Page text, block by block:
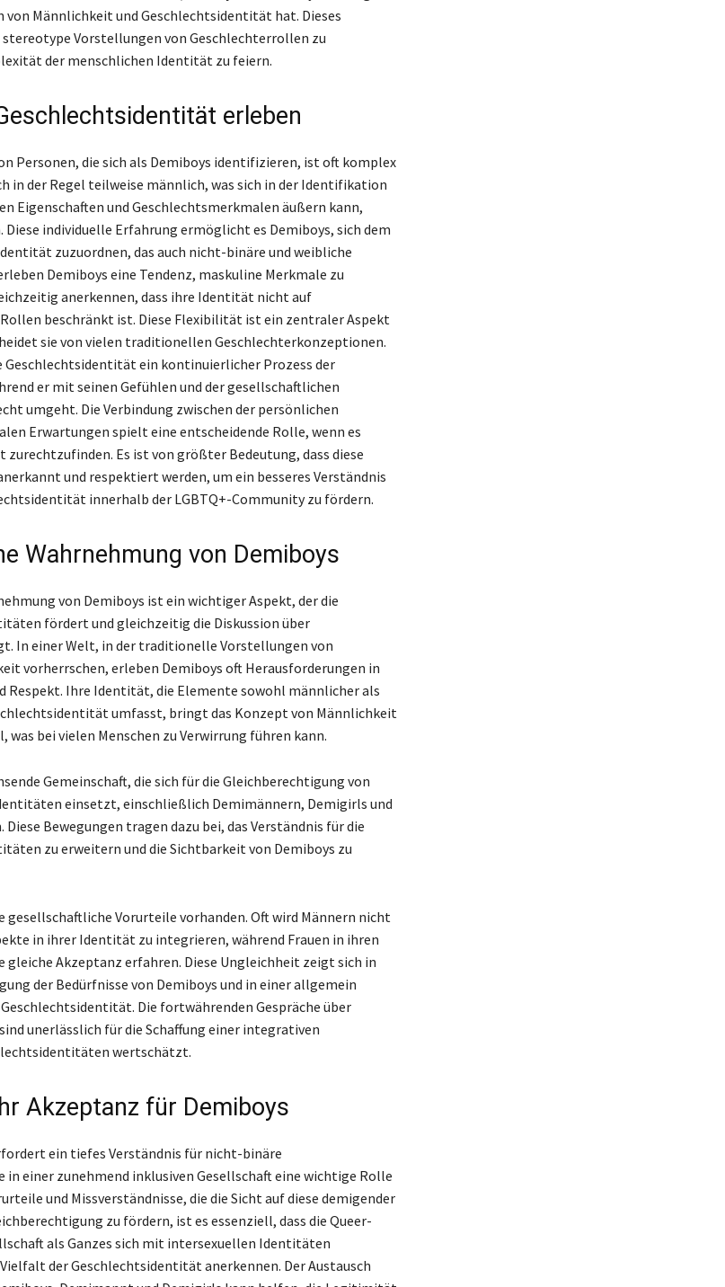
Männlichkeit und Geschlechtsidentität hat. Dieses
Vorstellungen von Geschlechterrollen zu
der menschlichen Identität zu feiern.
erleben
Personen, die sich als Demiboys identifizieren, ist oft komplex
in der Regel teilweise männlich, was sich in der Identifikation
Eigenschaften und Geschlechtsmerkmalen äußern kann,
individuelle Erfahrung ermöglicht es Demiboys, sich dem
zuzuordnen, das auch nicht-binäre und weibliche
Demiboys eine Tendenz, maskuline Merkmale zu
anerkennen, dass ihre Identität nicht auf
beschränkt ist. Diese Flexibilität ist ein zentraler Aspekt
sie von vielen traditionellen Geschlechterkonzeptionen.
Geschlechtsidentität ein kontinuierlicher Prozess der
er mit seinen Gefühlen und der gesellschaftlichen
umgeht. Die Verbindung zwischen der persönlichen
Erwartungen spielt eine entscheidende Rolle, wenn es
zurechtzufinden. Es ist von größter Bedeutung, dass diese
und respektiert werden, um ein besseres Verständnis
innerhalb der LGBTQ+-Community zu fördern.
Wahrnehmung von Demiboys
von Demiboys ist ein wichtiger Aspekt, der die
fördert und gleichzeitig die Diskussion über
In einer Welt, in der traditionelle Vorstellungen von
vorherrschen, erleben Demiboys oft Herausforderungen in
Respekt. Ihre Identität, die Elemente sowohl männlicher als
umfasst, bringt das Konzept von Männlichkeit
was bei vielen Menschen zu Verwirrung führen kann.
Gemeinschaft, die sich für die Gleichberechtigung von
einsetzt, einschließlich Demimännern, Demigirls und
Bewegungen tragen dazu bei, das Verständnis für die
zu erweitern und die Sichtbarkeit von Demiboys zu
gesellschaftliche Vorurteile vorhanden. Oft wird Männern nicht
in ihrer Identität zu integrieren, während Frauen in ihren
gleiche Akzeptanz erfahren. Diese Ungleichheit zeigt sich in
der Bedürfnisse von Demiboys und in einer allgemein
Die fortwährenden Gespräche über
unerlässlich für die Schaffung einer integrativen
wertschätzt.
Akzeptanz für Demiboys
ein tiefes Verständnis für nicht-binäre
einer zunehmend inklusiven Gesellschaft eine wichtige Rolle
und Missverständnisse, die die Sicht auf diese demigender
zu fördern, ist es essenziell, dass die Queer-
als Ganzes sich mit intersexuellen Identitäten
der Geschlechtsidentität anerkennen. Der Austausch